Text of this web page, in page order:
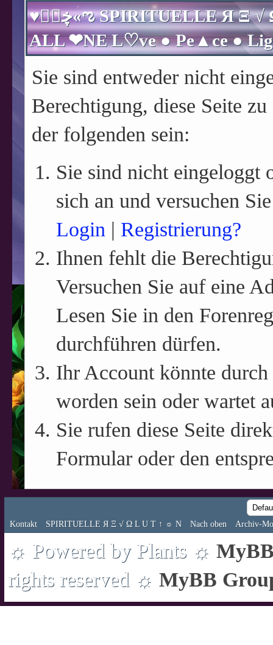
♥ڿڰۣ«ಌ SPIRITUELLE Я Ξ √ Ω L U T ↑ ☼ N - Forum - WE ARE
Sie sind entweder nicht
Berechtigung, diese Seite
der folgenden sein:
Sie sind nicht eingeloggt
sich an und versuchen
Login | Registrierung?
Ihnen fehlt die
Versuchen Sie auf eine
Lesen Sie in den
durchführen dürfen.
Ihr Account könnte
worden sein oder wartet
Sie rufen diese Seite
Formular oder den
Kontakt SPIRITUELLE Я Ξ √ Ω L U T ↑ ☼ N Nach oben Archiv-
☼ Powered by Plants ☼
rights reserved ☼ MyBB